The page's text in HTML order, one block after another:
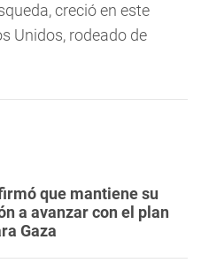
creció en este
Unidos, rodeado de
que mantiene su
a avanzar con el plan
Gaza